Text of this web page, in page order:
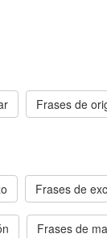
Frases de
Frases de
Frases de